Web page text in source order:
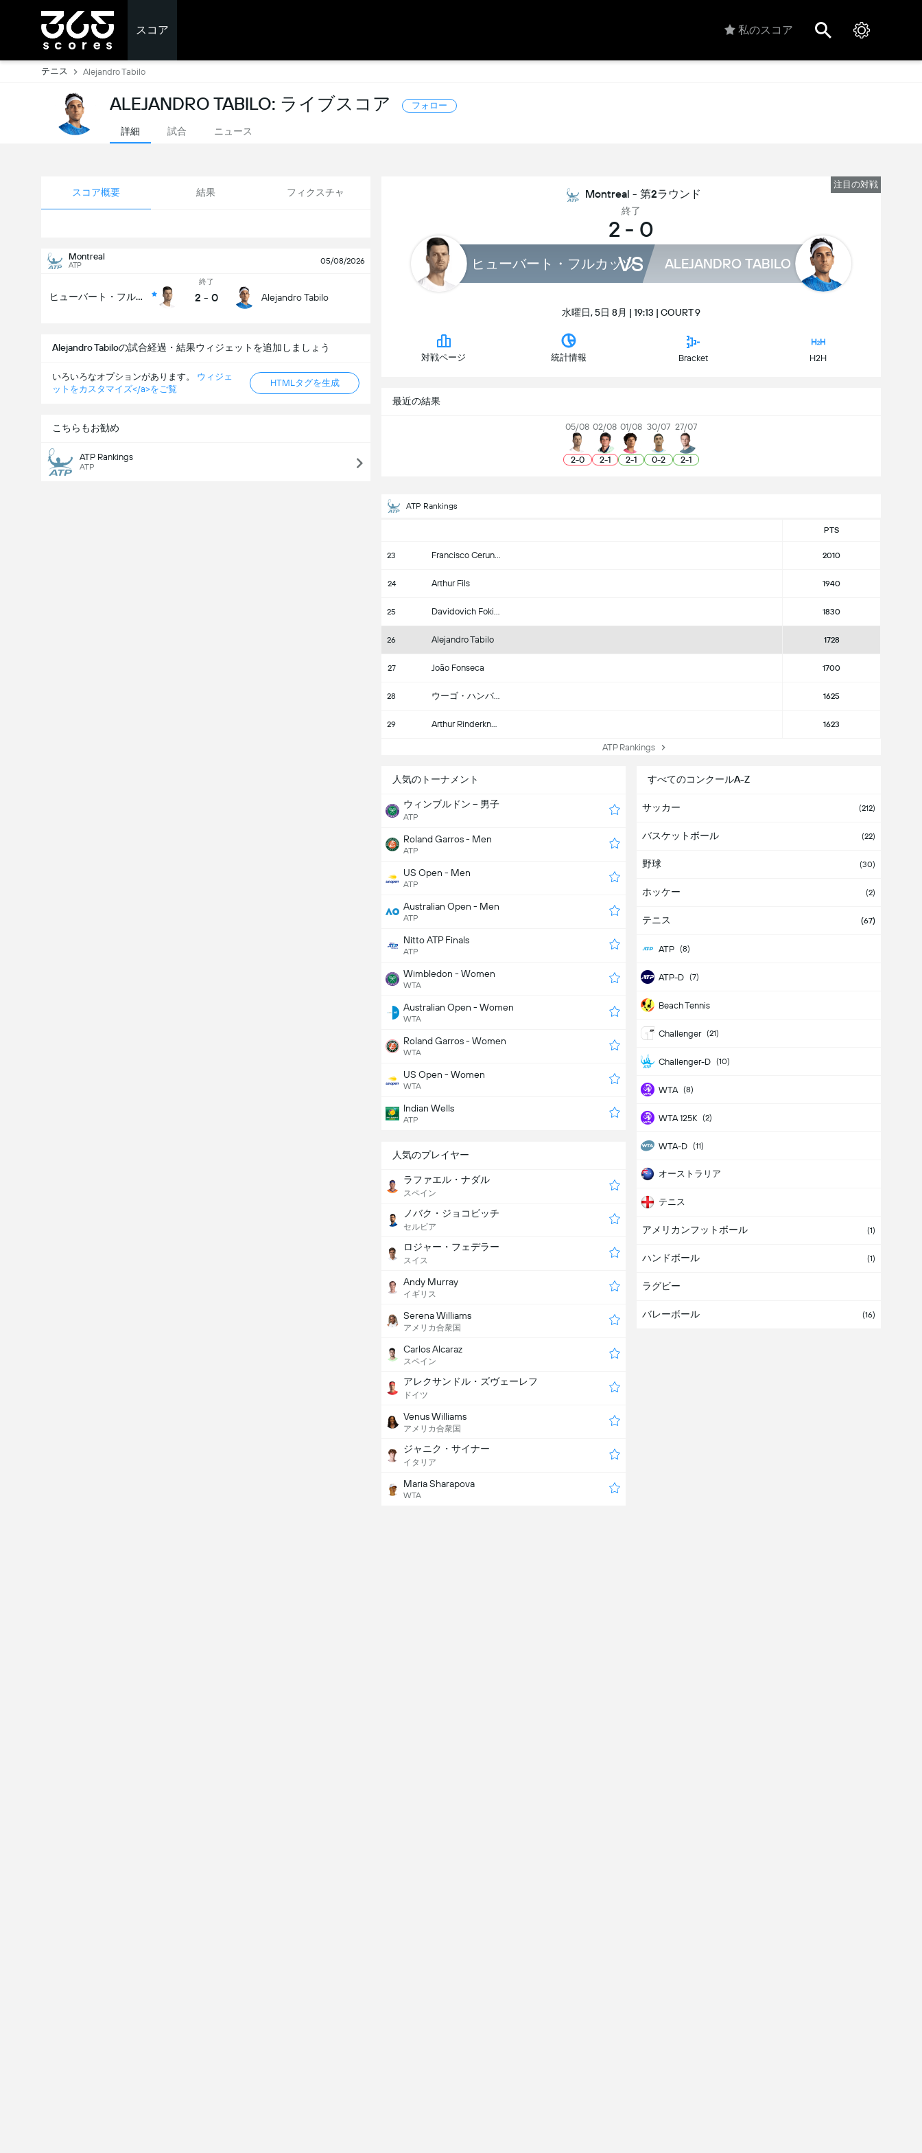
スコア 私のスコア
テニス Alejandro Tabilo
ALEJANDRO TABILO: ライブスコア フォロー
詳細 試合 ニュース
スコア概要 結果 フィクスチャ
Montreal
ATP 05/08/2026
ヒューバート・フルカッツ
終了
2 - 0 Alejandro Tabilo
Alejandro Tabiloの試合経過・結果ウィジェットを追加しましょう
いろいろなオプションがあります。 ウィジェ
ットをカスタマイズ</a>をご覧
HTMLタグを生成
こちらもお勧め
ATP Rankings
ATP
注目の対戦
Montreal - 第2ラウンド
終了
2 - 0
ヒューバート・フルカッツ
VS ALEJANDRO TABILO
水曜日, 5日 8月 | 19:13 | COURT 9
対戦ページ 統計情報 Bracket H2H
最近の結果
05/08
2-0
02/08
2-1
01/08
2-1
30/07
0-2
27/07
2-1
ATP Rankings
PTS
23 Francisco Cerundolo 2010
24 Arthur Fils 1940
25 Davidovich Fokina 1830
26 Alejandro Tabilo 1728
27 João Fonseca 1700
28 ウーゴ・ハンバート 1625
29 Arthur Rinderknech 1623
ATP Rankings
人気のトーナメント
ウィンブルドン – 男子
ATP
Roland Garros - Men
ATP
US Open - Men
ATP
Australian Open - Men
ATP
Nitto ATP Finals
ATP
Wimbledon - Women
WTA
Australian Open - Women
WTA
Roland Garros - Women
WTA
US Open - Women
WTA
Indian Wells
ATP
すべてのコンクールA-Z
サッカー (212)
バスケットボール (22)
野球 (30)
ホッケー (2)
テニス (67)
ATP (8)
ATP-D (7)
Beach Tennis
Challenger (21)
Challenger-D (10)
WTA (8)
WTA 125K (2)
WTA-D (11)
オーストラリア
テニス
五輪
国際
アメリカンフットボール (1)
ハンドボール (1)
ラグビー
バレーボール (16)
人気のプレイヤー
ラファエル・ナダル
スペイン
ノバク・ジョコビッチ
セルビア
ロジャー・フェデラー
スイス
Andy Murray
イギリス
Serena Williams
アメリカ合衆国
Carlos Alcaraz
スペイン
アレクサンドル・ズヴェーレフ
ドイツ
Venus Williams
アメリカ合衆国
ジャニク・サイナー
イタリア
Maria Sharapova
WTA